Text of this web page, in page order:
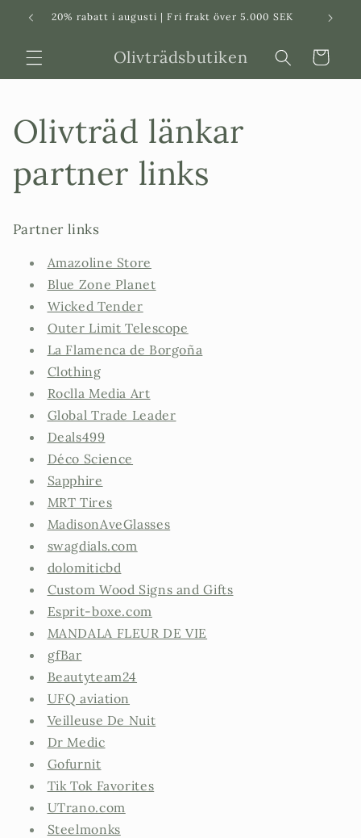
Svenska Dansk
20% rabatt i augusti | Fri frakt över 5.000 SEK
Olivträdsbutiken Varukorg
Olivträd länkar
partner links
Partner links
Amazoline Store
Blue Zone Planet
Wicked Tender
Outer Limit Telescope
La Flamenca de Borgoña
Clothing
Roclla Media Art
Global Trade Leader
Deals499
Déco Science
Sapphire
MRT Tires
MadisonAveGlasses
swagdials.com
dolomiticbd
Custom Wood Signs and Gifts
Esprit-boxe.com
MANDALA FLEUR DE VIE
gfBar
Beautyteam24
UFQ aviation
Veilleuse De Nuit
Dr Medic
Gofurnit
Tik Tok Favorites
UTrano.com
Steelmonks